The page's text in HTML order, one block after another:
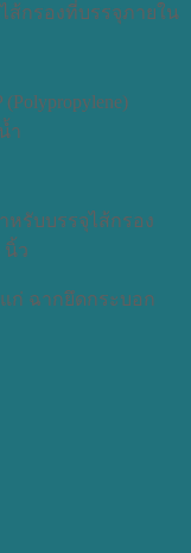
ส้กรองที่บรรจุภายใน
ำ
รับบรรจุไส้กรอง
นิ้ว
ก่ ฉากยึดกระบอก